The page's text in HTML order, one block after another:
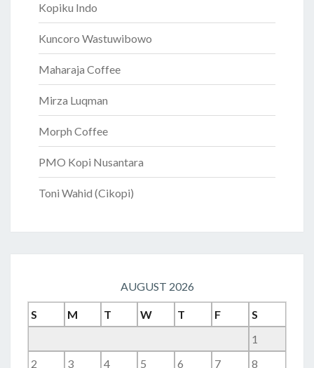
Kopiku Indo
Kuncoro Wastuwibowo
Maharaja Coffee
Mirza Luqman
Morph Coffee
PMO Kopi Nusantara
Toni Wahid (Cikopi)
AUGUST 2026
S M T W T F
S
1
2
3 4 5 6 7 8